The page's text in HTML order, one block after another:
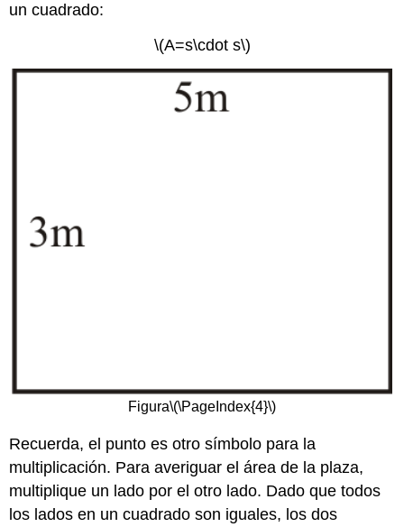
un cuadrado:
\(A=s\cdot s\)
Figura\(\PageIndex{4}\)
Recuerda, el punto es otro símbolo para la
multiplicación. Para averiguar el área de la plaza,
multiplique un lado por el otro lado. Dado que todos
los lados en un cuadrado son iguales, los dos